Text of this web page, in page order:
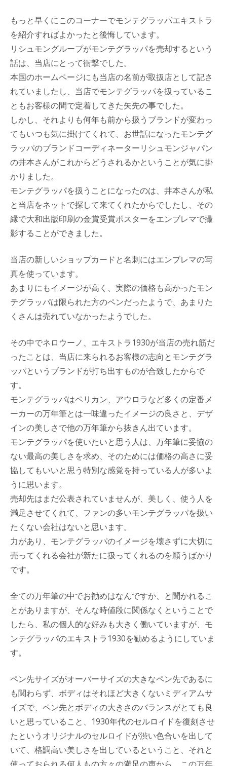
もっと早くにこのコーナーでモンテグラッパエキストラ
を紹介すればよかったと後悔しています。
リシュモングループがモンテグラッパを売却するという
話は、当店にとって衝撃でした。
本国のホームページにも当店の名前が取扱店として記さ
れていましたし、当店でモンテグラッパを扱っているこ
ともお客様の間で定着してきた矢先の事でした。
しかし、それよりも何年も前から扱うブランドが変わっ
てもいつも気に掛けてくれて、お世話になったモンテグ
ラッパのブランドコーディネーターリシュモンジャパン
の井本さんがこれからどうされるかということが気に掛
かりました。
モンテグラッパを扱うことになったのは、井本さんが私
と当店をネットで探して来てくれたからでしたし、その
縁で大和出版印刷の金賞受賞ポスターをエンブレマで撮
影することができました。
当店の新しいショップカードと名刺にはエンブレマの写
真を使っています。
あまりにもイメージが高く、実際の価格も高かったモン
テグラッパは限られた方のペンだったようで、あまりた
くさんは売れていなかったようでした。
その中でネロウーノ、エキストラ1930が当店の売れ筋だ
ったことは、当店に来られるお客様の志向とモンテグラ
ッパというブランドが打ち出すものが合致したからで
す。
モンテグラッパはペリカン、アウロラなど多くの定番メ
ーカーの万年筆とは一味違ったイメージの良さと、デザ
インの美しさで他の万年筆から抜きん出ています。
モンテグラッパを使いたいと思う人は、万年筆に妥協の
ない最高の美しさを求め、そのためには価格の高さに妥
協してもいいと思う特別な感覚を持っている人が多いよ
うに思います。
売却先はまだ公表されていませんが、美しく、使う人を
満足させてくれて、ファンの多いモンテグラッパを扱い
たくない会社はないと思います。
力があり、モンテグラッパのイメージを壊さずに大切に
売ってくれる会社が新たに扱ってくれるのを願うばかり
です。
全ての万年筆の中でお勧めはなんですか、と聞かれるこ
とがありますが、そんな時値段に関係なくということで
したら、私の個人的な好みも大きく働いていますが、モ
ンテグラッパのエキストラ1930を勧めるようにしていま
す。
ペン先サイズがオーバーサイズの大きなペン先であるに
も関わらず、ボディはそれほど大きくないミディアムサ
イズで、ペン先とボディの大きさのバランスがとても良
いと思っていること、1930年代のセルロイドを復刻させ
たというオリジナルのセルロイドが渋い色合いを出して
いて、格調高い美しさを出しているということ、それと